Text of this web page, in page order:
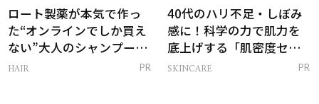
ロート製薬が本気で作っ
た“オンラインでしか買え
ない”大人のシャンプー＆
トリートメントって？
HAIR PR
40代のハリ不足・しぼみ
感に！科学の力で肌力を
底上げする「肌密度セラ
ム」
SKINCARE PR